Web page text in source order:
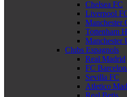
Chelsea FC
Liverpool
Manchester
Tottenham
Manchester
Clubs Espagnols
Real Madrid
FC
Sevilla FC
Atletico
Real Betis